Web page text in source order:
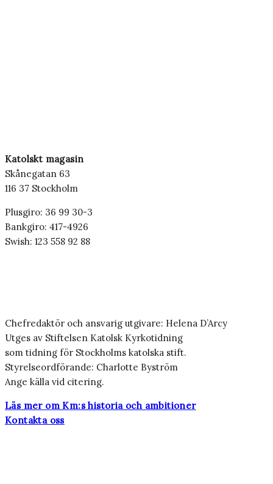
Katolskt magasin
Skånegatan 63
116 37 Stockholm
Plusgiro: 36 99 30-3
Bankgiro: 417-4926
Swish: 123 558 92 88
Chefredaktör och ansvarig utgivare: Helena D’Arcy
Utges av Stiftelsen Katolsk Kyrkotidning
som tidning för Stockholms katolska stift.
Styrelseordförande: Charlotte Byström
Ange källa vid citering.
Läs mer om Km:s historia och ambitioner
Kontakta oss